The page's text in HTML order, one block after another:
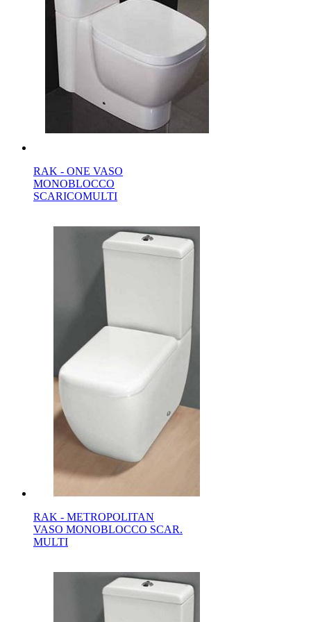
RAK - ONE VASO
MONOBLOCCO
SCARICOMULTI
RAK - METROPOLITAN
VASO MONOBLOCCO SCAR.
MULTI